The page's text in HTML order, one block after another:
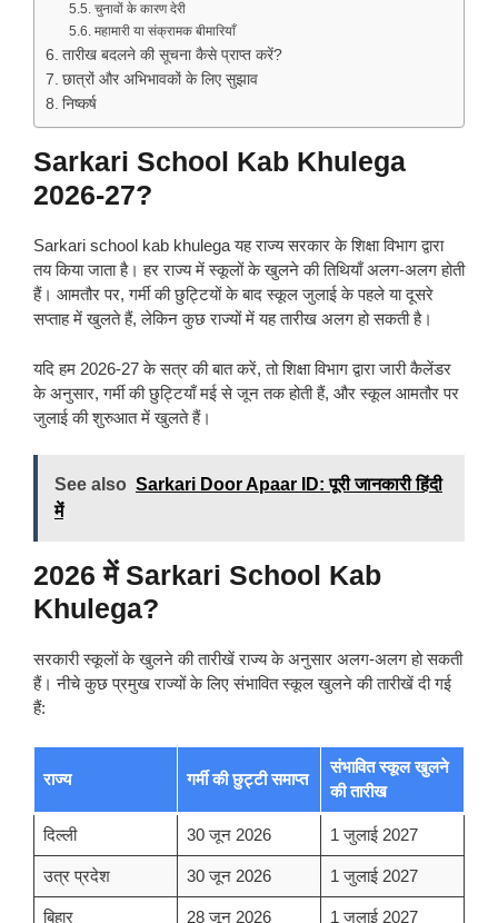
चुनावों के कारण देरी
महामारी या संक्रामक बीमारियाँ
तारीख बदलने की सूचना कैसे प्राप्त करें?
छात्रों और अभिभावकों के लिए सुझाव
निष्कर्ष
Sarkari School Kab Khulega
2026-27?
Sarkari school kab khulega यह राज्य सरकार के शिक्षा विभाग द्वारा
तय किया जाता है। हर राज्य में स्कूलों के खुलने की तिथियाँ अलग-अलग होती
हैं। आमतौर पर, गर्मी की छुट्टियों के बाद स्कूल जुलाई के पहले या दूसरे
सप्ताह में खुलते हैं, लेकिन कुछ राज्यों में यह तारीख अलग हो सकती है।
यदि हम 2026-27 के सत्र की बात करें, तो शिक्षा विभाग द्वारा जारी कैलेंडर
के अनुसार, गर्मी की छुट्टियाँ मई से जून तक होती हैं, और स्कूल आमतौर पर
जुलाई की शुरुआत में खुलते हैं।
See also Sarkari Door Apaar ID: पूरी जानकारी हिंदी
में
2026 में Sarkari School Kab
Khulega?
सरकारी स्कूलों के खुलने की तारीखें राज्य के अनुसार अलग-अलग हो सकती
हैं। नीचे कुछ प्रमुख राज्यों के लिए संभावित स्कूल खुलने की तारीखें दी गई
हैं:
राज्य गर्मी की छुट्टी समाप्त
संभावित स्कूल खुलने
की तारीख
दिल्ली 30 जून 2026 1 जुलाई 2027
उत्र प्रदेश 30 जून 2026 1 जुलाई 2027
बिहार 28 जून 2026 1 जुलाई 2027